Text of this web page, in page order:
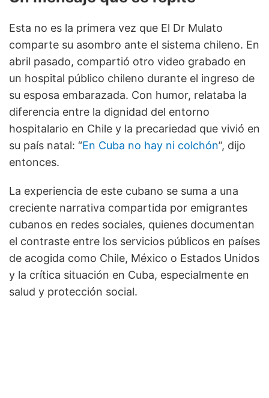
Esta no es la primera vez que El Dr Mulato
comparte su asombro ante el sistema chileno. En
abril pasado, compartió otro video grabado en
un hospital público chileno durante el ingreso de
su esposa embarazada. Con humor, relataba la
diferencia entre la dignidad del entorno
hospitalario en Chile y la precariedad que vivió en
su país natal: “En Cuba no hay ni colchón”, dijo
entonces.
La experiencia de este cubano se suma a una
creciente narrativa compartida por emigrantes
cubanos en redes sociales, quienes documentan
el contraste entre los servicios públicos en países
de acogida como Chile, México o Estados Unidos
y la crítica situación en Cuba, especialmente en
salud y protección social.